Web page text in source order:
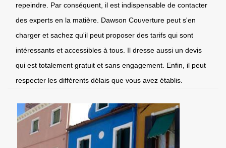
repeindre. Par conséquent, il est indispensable de contacter
des experts en la matière. Dawson Couverture peut s'en
charger et sachez qu'il peut proposer des tarifs qui sont
intéressants et accessibles à tous. Il dresse aussi un devis
qui est totalement gratuit et sans engagement. Enfin, il peut
respecter les différents délais que vous avez établis.